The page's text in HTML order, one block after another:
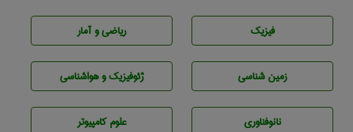
فیزیک ریاضی و آمار
زمين شناسی ژئوفيزيك و هواشناسی
نانوفناوری علوم کامپیوتر